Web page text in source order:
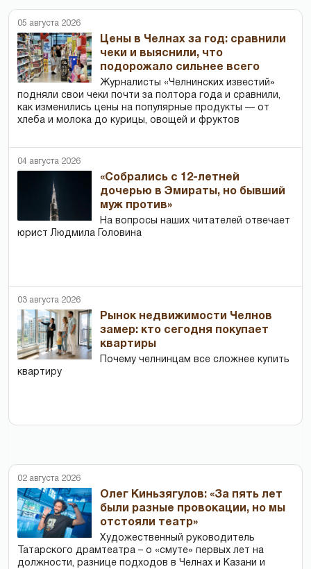
05 августа 2026
Цены в Челнах за год: сравнили
чеки и выяснили, что
подорожало сильнее всего
Журналисты «Челнинских известий»
подняли свои чеки почти за полтора года и сравнили,
как изменились цены на популярные продукты — от
хлеба и молока до курицы, овощей и фруктов
04 августа 2026
«Собрались с 12-летней
дочерью в Эмираты, но бывший
муж против»
На вопросы наших читателей отвечает
юрист Людмила Головина
03 августа 2026
Рынок недвижимости Челнов
замер: кто сегодня покупает
квартиры
Почему челнинцам все сложнее купить
квартиру
02 августа 2026
Олег Киньзягулов: «За пять лет
были разные провокации, но мы
отстояли театр»
Художественный руководитель
Татарского драмтеатра – о «смуте» первых лет на
должности, разнице подходов в Челнах и Казани и